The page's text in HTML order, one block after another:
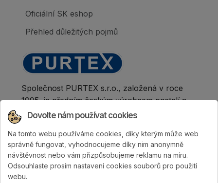
Oficiální SK eshop
Přehled důležitých pojmů
Společnost PURTEX s.r.o., založená v roce
1995, je předním českým výrobcem postelí a
klinicky hodnocených matrací.
Dovolte nám používat cookies
Na tomto webu používáme cookies, díky kterým může web
správně fungovat, vyhodnocujeme díky nim anonymně
návštěvnost nebo vám přizpůsobujeme reklamu na míru.
Odsouhlaste prosím nastavení cookies souborů pro použití
webu.